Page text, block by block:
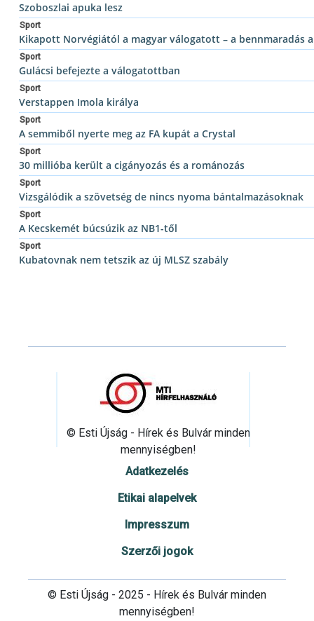
Szoboszlai apuka lesz
Sport
Kikapott Norvégiától a magyar válogatott – a bennmaradás
Sport
Gulácsi befejezte a válogatottban
Sport
Verstappen Imola királya
Sport
A semmiből nyerte meg az FA kupát a Crystal
Sport
30 millióba került a cigányozás és a románozás
Sport
Vizsgálódik a szövetség de nincs nyoma bántalmazásoknak
Sport
A Kecskemét búcsúzik az NB1-től
Sport
Kubatovnak nem tetszik az új MLSZ szabály
© Esti Újság - Hírek és Bulvár minden
mennyiségben!
Adatkezelés
Etikai alapelvek
Impresszum
Szerzői jogok
© Esti Újság - 2025 - Hírek és Bulvár minden
mennyiségben!